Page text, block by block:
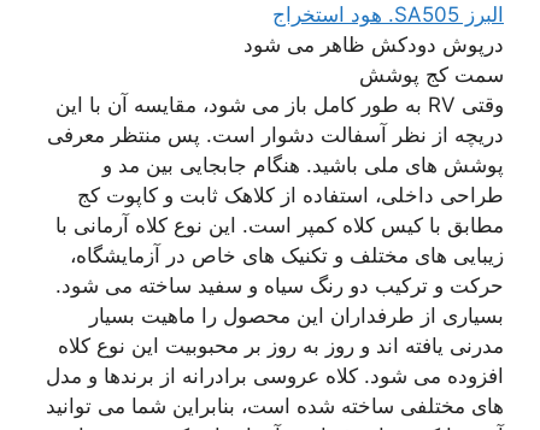
البرز SA505. هود استخراج
درپوش دودکش ظاهر می شود
سمت کج پوشش
وقتی RV به طور کامل باز می شود، مقایسه آن با این
دریچه از نظر آسفالت دشوار است. پس منتظر معرفی
پوشش های ملی باشید. هنگام جابجایی بین مد و
طراحی داخلی، استفاده از کلاهک ثابت و کاپوت کج
مطابق با کیس کلاه کمپر است. این نوع کلاه آرمانی با
زیبایی های مختلف و تکنیک های خاص در آزمایشگاه،
حرکت و ترکیب دو رنگ سیاه و سفید ساخته می شود.
بسیاری از طرفداران این محصول را ماهیت بسیار
مدرنی یافته اند و روز به روز بر محبوبیت این نوع کلاه
افزوده می شود. کلاه عروسی برادرانه از برندها و مدل
های مختلفی ساخته شده است، بنابراین شما می توانید